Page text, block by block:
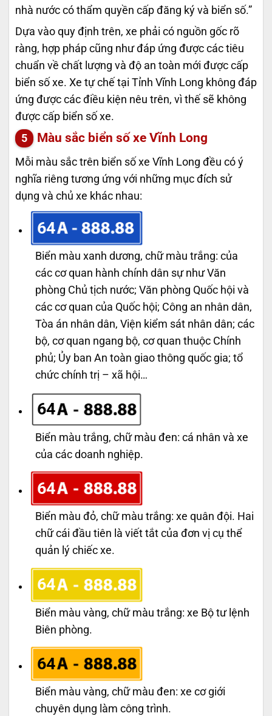
nhà nước có thẩm quyền cấp đăng ký và biển số.”
Dựa vào quy định trên, xe phải có nguồn gốc rõ
ràng, hợp pháp cũng như đáp ứng được các tiêu
chuẩn về chất lượng và độ an toàn mới được cấp
biển số xe. Xe tự chế tại Tỉnh Vĩnh Long không đáp
ứng được các điều kiện nêu trên, vì thế sẽ không
được cấp biển số xe.
Màu sắc biển số xe Vĩnh Long
Mỗi màu sắc trên biển số xe Vĩnh Long đều có ý
nghĩa riêng tương ứng với những mục đích sử
dụng và chủ xe khác nhau:
64
Biển màu xanh dương, chữ màu trắng: của
các cơ quan hành chính dân sự như Văn
phòng Chủ tịch nước; Văn phòng Quốc hội và
các cơ quan của Quốc hội; Công an nhân dân,
Tòa án nhân dân, Viện kiểm sát nhân dân; các
bộ, cơ quan ngang bộ, cơ quan thuộc Chính
phủ; Ủy ban An toàn giao thông quốc gia; tổ
chức chính trị – xã hội…
64
Biển màu trắng, chữ màu đen: cá nhân và xe
của các doanh nghiệp.
64
Biển màu đỏ, chữ màu trắng: xe quân đội. Hai
chữ cái đầu tiên là viết tắt của đơn vị cụ thể
quản lý chiếc xe.
64
Biển màu vàng, chữ màu trắng: xe Bộ tư lệnh
Biên phòng.
64
Biển màu vàng, chữ màu đen: xe cơ giới
chuyên dụng làm công trình.